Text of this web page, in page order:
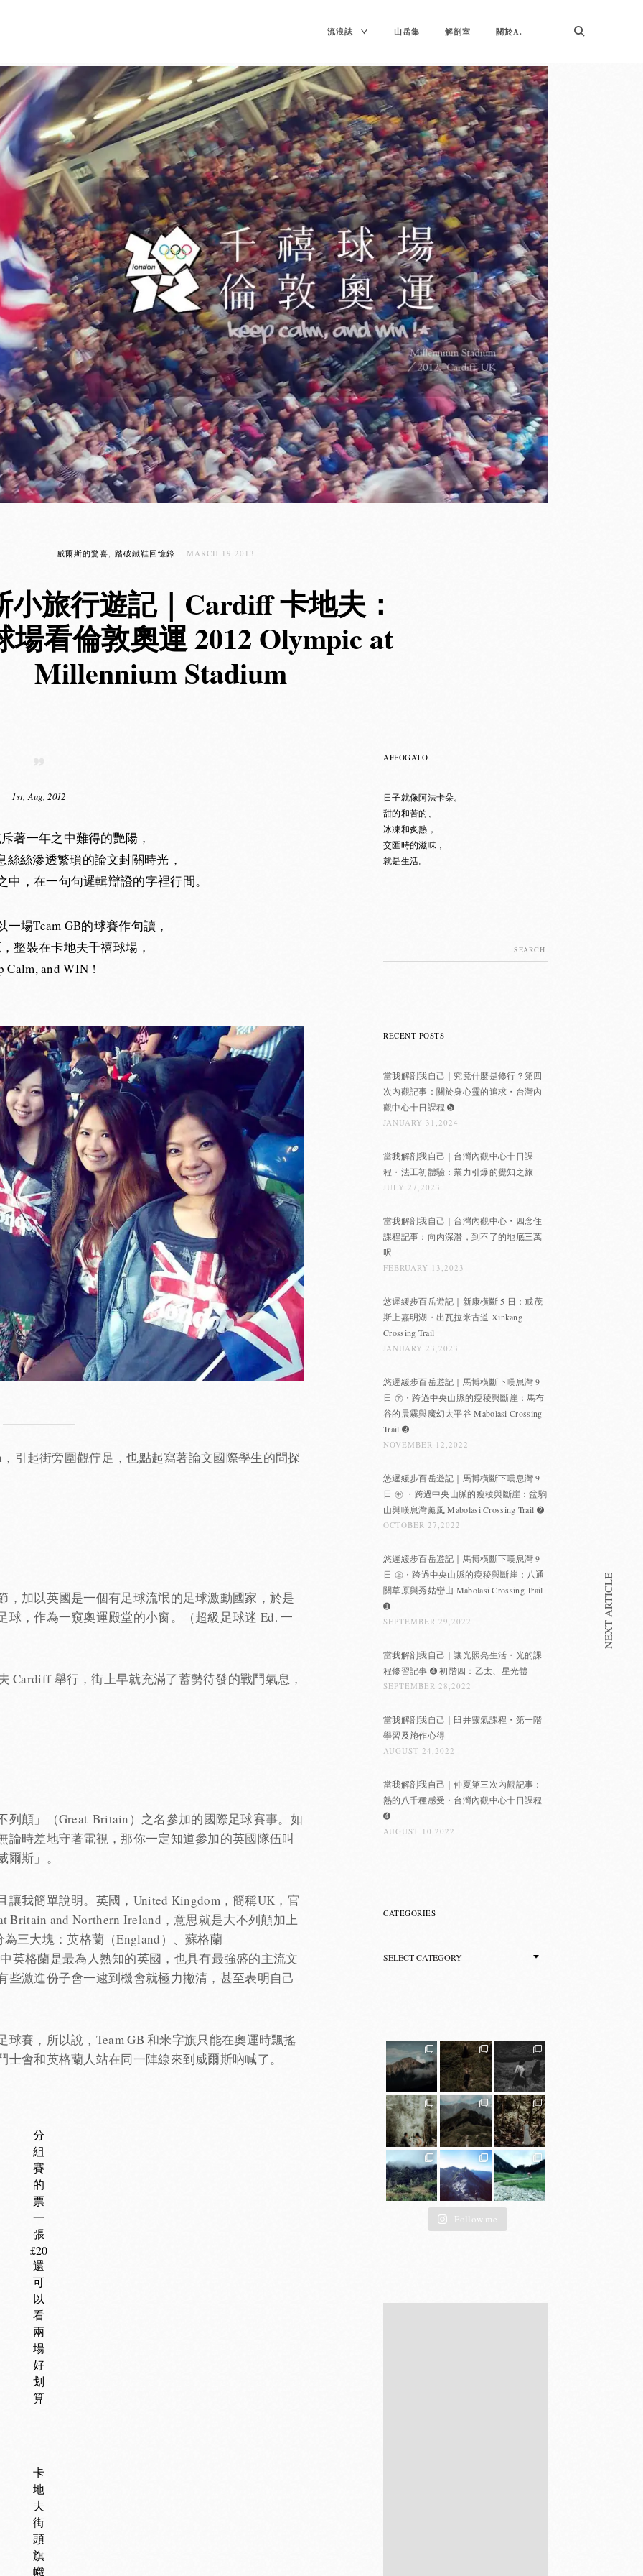
流浪誌 TOGGLE
CHILD
山岳集 解剖室 關於A.
威爾斯的驚喜 踏破鐵鞋回憶錄 MARCH 19,2013
小旅行遊記｜Cardiff 卡地夫：
場看倫敦奧運 2012 Olympic at
Millennium Stadium
1st, Aug, 2012
著一年之中難得的艷陽，
絲絲滲透繁瑣的論文封關時光，
中，在一句句邏輯辯證的字裡行間。
場Team GB的球賽作句讀，
整裝在卡地夫千禧球場，
Calm, and WIN !
引起街旁圍觀佇足，也點起寫著論文國際學生的問探
，加以英國是一個有足球流氓的足球激動國家，於是
，作為一窺奧運殿堂的小窗。（超級足球迷 Ed. 一
Cardiff 舉行，街上早就充滿了蓄勢待發的戰鬥氣息，
列顛」（Great Britain）之名參加的國際足球賽事。如
時差地守著電視，那你一定知道參加的英國隊伍叫
斯」。
我簡單說明。英國，United Kingdom，簡稱UK，官
Britain and Northern Ireland，意思就是大不列顛加上
三大塊：英格蘭（England）、蘇格蘭
英格蘭是最為人熟知的英國，也具有最強盛的主流文
激進份子會一逮到機會就極力撇清，甚至表明自己
賽，所以說，Team GB 和米字旗只能在奧運時飄搖
會和英格蘭人站在同一陣線來到威爾斯吶喊了。
分
組
賽
的
票
一
張
£20
還
可
以
看
兩
場
好
划
算
卡
地
夫
街
頭
旗
幟
NEXT ARTICLE
AFFOGATO
日子就像阿法卡朵。
甜的和苦的、
冰凍和炙熱，
交匯時的滋味，
就是生活。
for:
RECENT POSTS
當我解剖我自己｜究竟什麼是修行？第四
次內觀記事：關於身心靈的追求・台灣內
觀中心十日課程 ➎
JANUARY 31,2024
當我解剖我自己｜台灣內觀中心十日課
程・法工初體驗：業力引爆的覺知之旅
JULY 27,2023
當我解剖我自己｜台灣內觀中心・四念住
課程記事：向內深潛，到不了的地底三萬
呎
FEBRUARY 13,2023
悠遲緩步百岳遊記｜新康橫斷 5 日：戒茂
斯上嘉明湖・出瓦拉米古道 Xinkang
Crossing Trail
JANUARY 23,2023
悠遲緩步百岳遊記｜馬博橫斷下嘆息灣 9
日 ㊦・跨過中央山脈的瘦稜與斷崖：馬布
谷的晨霧與魔幻太平谷 Mabolasi Crossing
Trail ➌
NOVEMBER 12,2022
悠遲緩步百岳遊記｜馬博橫斷下嘆息灣 9
日 ㊥ ・跨過中央山脈的瘦稜與斷崖：盆駒
山與嘆息灣薰風 Mabolasi Crossing Trail ➋
OCTOBER 27,2022
悠遲緩步百岳遊記｜馬博橫斷下嘆息灣 9
日 ㊤・跨過中央山脈的瘦稜與斷崖：八通
關草原與秀姑巒山 Mabolasi Crossing Trail
➊
SEPTEMBER 29,2022
當我解剖我自己｜讓光照亮生活・光的課
程修習記事 ➍ 初階四：乙太、星光體
SEPTEMBER 28,2022
當我解剖我自己｜臼井靈氣課程・第一階
學習及施作心得
AUGUST 24,2022
當我解剖我自己｜仲夏第三次內觀記事：
熱的八千種感受・台灣內觀中心十日課程
➍
AUGUST 10,2022
CATEGORIES
Categories
Follow me